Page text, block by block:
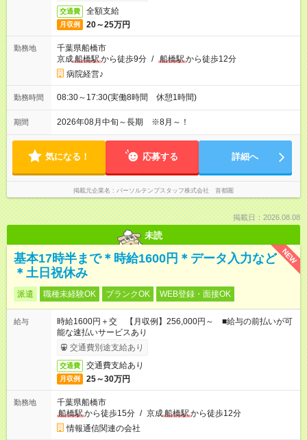
交通費 全額支給
月収例 20～25万円
勤務地
千葉県船橋市
京成船橋駅から徒歩9分 / 船橋駅から徒歩12分
病院経営♪
勤務時間 08:30～17:30(実働8時間 休憩1時間)
期間 2026年08月中旬～長期 ※8月～！
気になる！ 応募する 詳細へ
掲載元企業名 パーソルテンプスタッフ株式会社 首都圏
掲載日：2026.08.08
未読
NEW
基本17時半まで＊時給1600円＊データ入力など
＊土日祝休み
派遣 職種未経験OK ブランクOK WEB登録・面接OK
給与
時給1600円＋交 【月収例】256,000円～ ■給与の前払いが可
能な速払いサービスあり
交通費別途支給あり
交通費 交通費支給あり
月収例 25～30万円
勤務地
千葉県船橋市
船橋駅から徒歩15分 / 京成船橋駅から徒歩12分
情報通信関連の会社